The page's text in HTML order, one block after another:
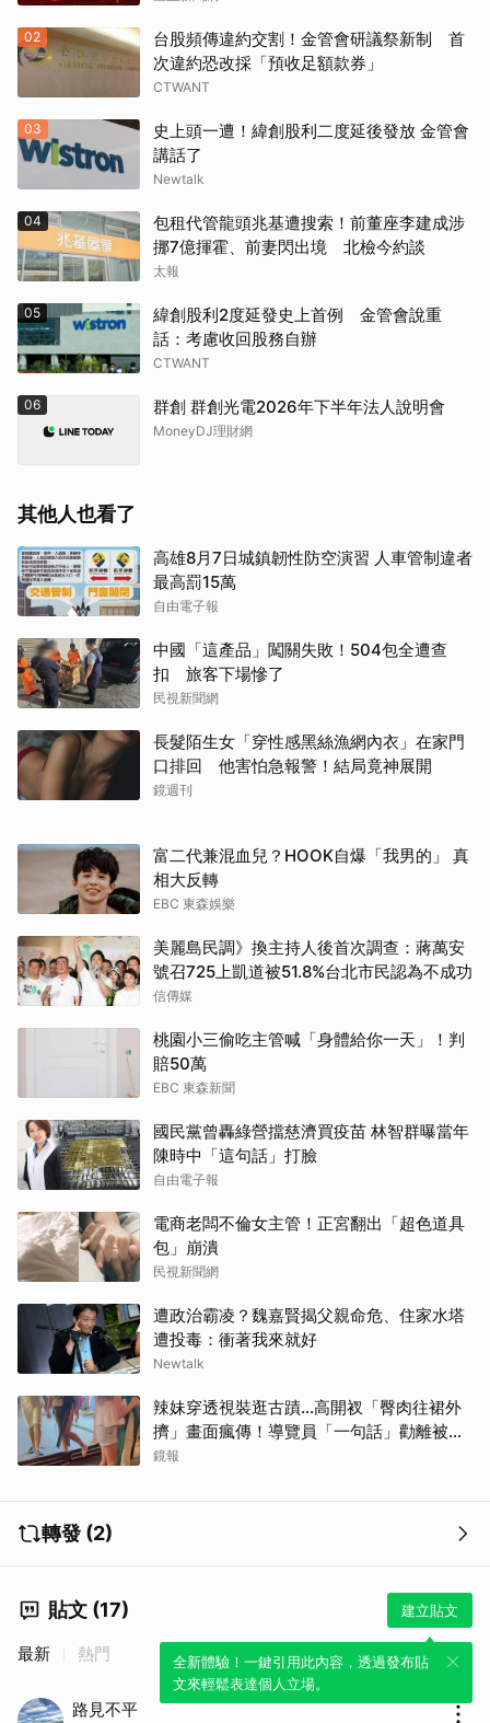
02
台股頻傳違約交割！金管會研議祭新制 首
次違約恐改採「預收足額款券」
CTWANT
03
史上頭一遭！緯創股利二度延後發放 金管會
講話了
Newtalk
04
包租代管龍頭兆基遭搜索！前董座李建成涉
挪7億揮霍、前妻閃出境 北檢今約談
太報
05
緯創股利2度延發史上首例 金管會說重
話：考慮收回股務自辦
CTWANT
06 群創 群創光電2026年下半年法人說明會
MoneyDJ理財網
其他人也看了
高雄8月7日城鎮韌性防空演習 人車管制違者
最高罰15萬
自由電子報
中國「這產品」闖關失敗！504包全遭查
扣 旅客下場慘了
民視新聞網
長髮陌生女「穿性感黑絲漁網內衣」在家門
口排回 他害怕急報警！結局竟神展開
鏡週刊
富二代兼混血兒？HOOK自爆「我男的」 真
相大反轉
EBC 東森娛樂
美麗島民調》換主持人後首次調查：蔣萬安
號召725上凱道被51.8%台北市民認為不成功
信傳媒
桃園小三偷吃主管喊「身體給你一天」！判
賠50萬
EBC 東森新聞
國民黨曾轟綠營擋慈濟買疫苗 林智群曝當年
陳時中「這句話」打臉
自由電子報
電商老闆不倫女主管！正宮翻出「超色道具
包」崩潰
民視新聞網
遭政治霸凌？魏嘉賢揭父親命危、住家水塔
遭投毒：衝著我來就好
Newtalk
辣妹穿透視裝逛古蹟…高開衩「臀肉往裙外
擠」畫面瘋傳！導覽員「一句話」勸離被狂
讚
鏡報
轉發 (2)
貼文 (17) 建立貼文
全新體驗！一鍵引用此內容，透過發布貼
文來輕鬆表達個人立場。
最新 熱門
路見不平